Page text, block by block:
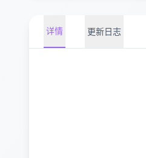
详情 更新日志